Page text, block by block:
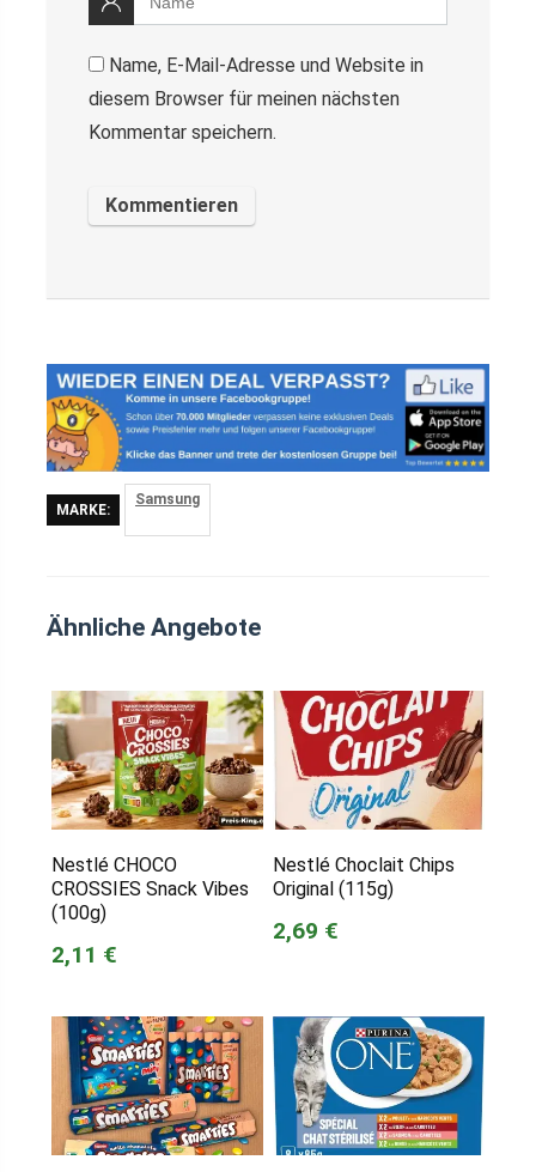
Name, E-Mail-Adresse und Website in
diesem Browser für meinen nächsten
Kommentar speichern.
MARKE:
Samsung
Ähnliche Angebote
Nestlé CHOCO
CROSSIES Snack Vibes
(100g)
2,11 €
Nestlé Choclait Chips
Original (115g)
2,69 €